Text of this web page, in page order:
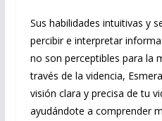
Sus habilidades intuitivas y
percibir e interpretar
no son perceptibles para la
través de la videncia,
visión clara y precisa de tu
ayudándote a comprender